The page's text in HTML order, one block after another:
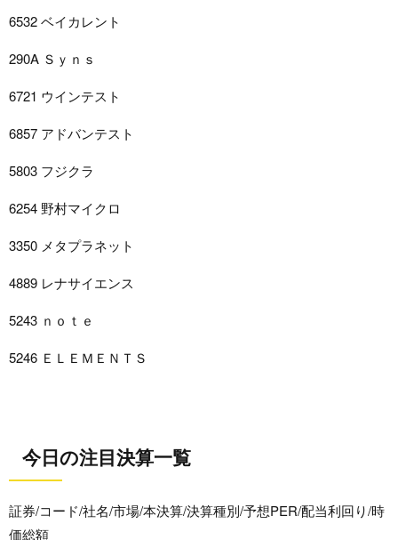
6532 ベイカレント
290A Ｓｙｎｓ
6721 ウインテスト
6857 アドバンテスト
5803 フジクラ
6254 野村マイクロ
3350 メタプラネット
4889 レナサイエンス
5243 ｎｏｔｅ
5246 ＥＬＥＭＥＮＴＳ
今日の注目決算一覧
証券/コード/社名/市場/本決算/決算種別/予想PER/配当利回り/時
価総額